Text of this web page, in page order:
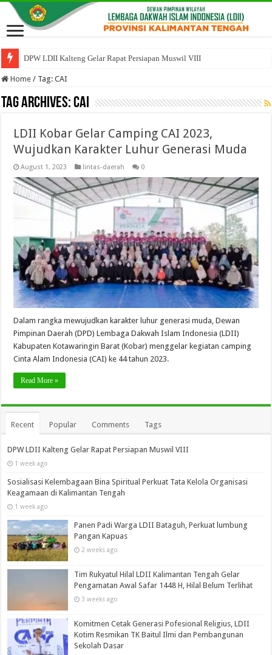
DPW LDII Kalteng Gelar Rapat Persiapan Muswil VIII
Home / Tag:CAI
Tag Archives:CAI
LDII Kobar Gelar Camping CAI 2023,
Wujudkan Karakter Luhur Generasi Muda
August 1, 2023 lintas-daerah 0
Dalam rangka mewujudkan karakter luhur generasi muda, Dewan
Pimpinan Daerah (DPD) Lembaga Dakwah Islam Indonesia (LDII)
Kabupaten Kotawaringin Barat (Kobar) menggelar kegiatan camping
Cinta Alam Indonesia (CAI) ke 44 tahun 2023.
Read More »
Recent Popular Comments Tags
DPW LDII Kalteng Gelar Rapat Persiapan Muswil VIII
1 week ago
Sosialisasi Kelembagaan Bina Spiritual Perkuat Tata Kelola Organisasi
Keagamaan di Kalimantan Tengah
1 week ago
Panen Padi Warga LDII Bataguh, Perkuat lumbung
Pangan Kapuas
2 weeks ago
Tim Rukyatul Hilal LDII Kalimantan Tengah Gelar
Pengamatan Awal Safar 1448 H, Hilal Belum Terlihat
3 weeks ago
Komitmen Cetak Generasi Pofesional Religius, LDII
Kotim Resmikan TK Baitul Ilmi dan Pembangunan
Sekolah Dasar